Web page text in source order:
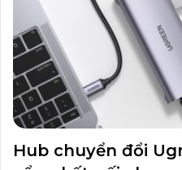
Hub chuyển đổi